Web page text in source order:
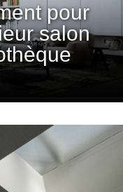
pour
salon